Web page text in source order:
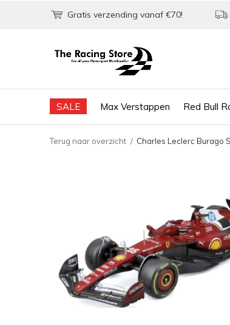
SALE Max Verstappen Red Bull
Gratis verzending vanaf €70!
Terug naar overzicht Charles Leclerc Burago